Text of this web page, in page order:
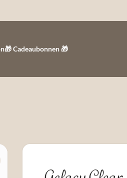
🎁 Cadeaubonnen 🎁